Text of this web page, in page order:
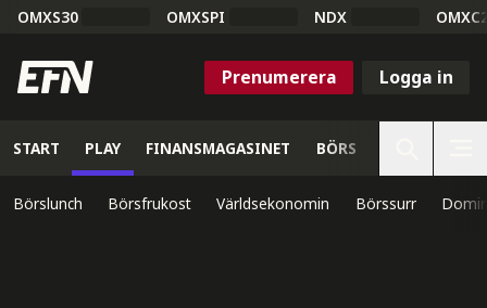
OMXS30 OMXSPI NDX
Prenumerera Logga in
START PLAY FINANSMAGASINET BÖRS
Börslunch Börsfrukost Världsekonomin Börssurr